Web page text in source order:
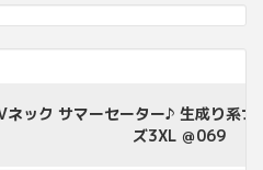
ネック サマーセーター♪ 生成り系
ズ3XL ＠069